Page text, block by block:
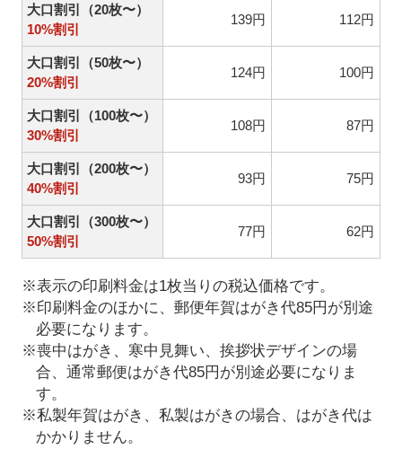
大口割引（20枚〜）
10%割引
139円 112円
大口割引（50枚〜）
20%割引
124円 100円
大口割引（100枚〜）
30%割引
108円 87円
大口割引（200枚〜）
40%割引
93円 75円
大口割引（300枚〜）
50%割引
77円 62円
※表示の印刷料金は1枚当りの税込価格です。
※印刷料金のほかに、郵便年賀はがき代85円が別途
必要になります。
※喪中はがき、寒中見舞い、挨拶状デザインの場
合、通常郵便はがき代85円が別途必要になりま
す。
※私製年賀はがき、私製はがきの場合、はがき代は
かかりません。